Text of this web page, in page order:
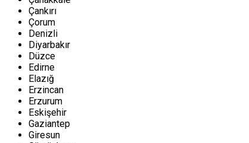
Çankırı
Çorum
Denizli
Diyarbakır
Düzce
Edirne
Elazığ
Erzincan
Erzurum
Eskişehir
Gaziantep
Giresun